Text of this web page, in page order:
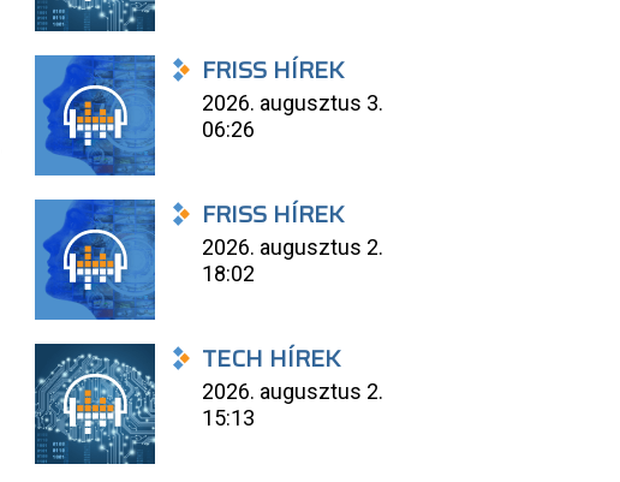
FRISS HÍREK
2026. augusztus 3.
06:26
FRISS HÍREK
2026. augusztus 2.
18:02
TECH HÍREK
2026. augusztus 2.
15:13